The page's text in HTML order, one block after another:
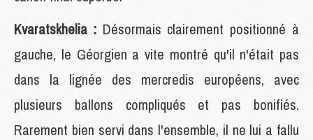
Kvaratskhelia : Désormais clairement positionné à
gauche, le Géorgien a vite montré qu'il n'était pas
dans la lignée des mercredis européens, avec
plusieurs ballons compliqués et pas bonifiés.
Rarement bien servi dans l'ensemble, il ne lui a fallu